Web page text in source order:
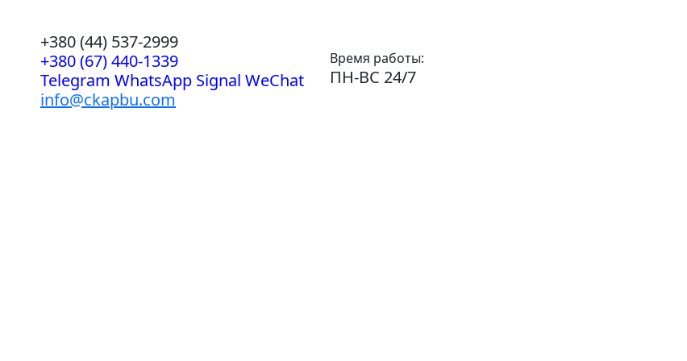
+380 (44) 537-2999
+380 (67) 440-1339
Telegram WhatsApp Signal WeChat
info@ckapbu.com
Время работы:
ПН-ВС 24/7